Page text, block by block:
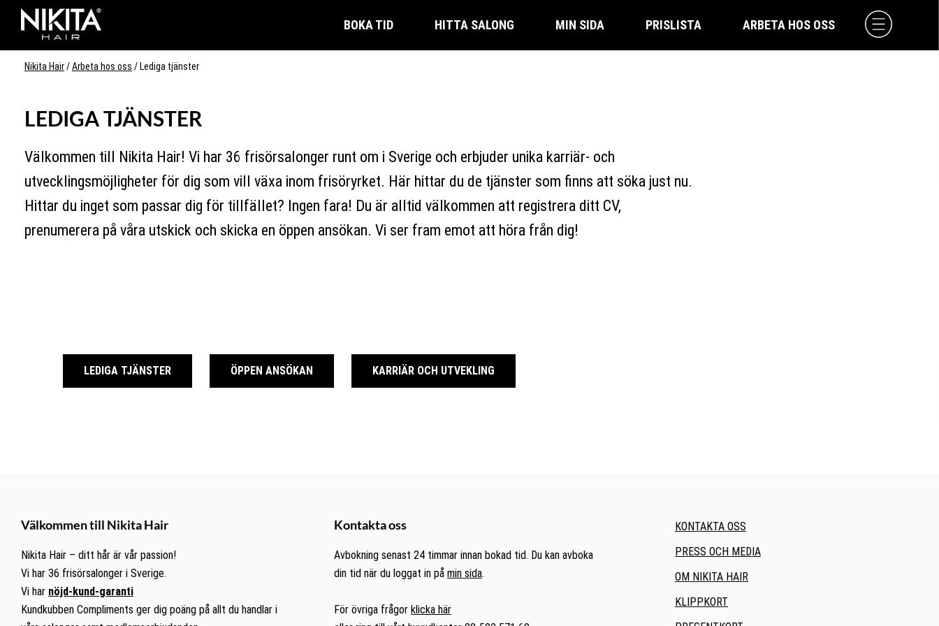
Skip
to
primary
navigation
Skip
to
main
content
Skip
to
footer
Nikita
Hair
-
BOKA TID HITTA SALONG MIN SIDA PRISLISTA ARBETA HOS OSS
Nikita Hair/Arbeta hos oss / Lediga tjänster
LEDIGA TJÄNSTER
Välkommen till Nikita Hair! Vi har 36 frisörsalonger runt om i Sverige och erbjuder unika karriär- och
utvecklingsmöjligheter för dig som vill växa inom frisöryrket. Här hittar du de tjänster som finns att söka just nu.
Hittar du inget som passar dig för tillfället? Ingen fara! Du är alltid välkommen att registrera ditt CV,
prenumerera på våra utskick och skicka en öppen ansökan. Vi ser fram emot att höra från dig!
LEDIGA TJÄNSTER ÖPPEN ANSÖKAN KARRIÄR OCH UTVEKLING
Footer
Välkommen till Nikita Hair
Nikita Hair – ditt hår är vår passion!
Vi har 36 frisörsalonger i Sverige.
Vi har nöjd-kund-garanti
Kundkubben Compliments ger dig poäng på allt du handlar i
Kontakta oss
Avbokning senast 24 timmar innan bokad tid. Du kan avboka
din tid när du loggat in på min sida.
För övriga frågor klicka här
KONTAKTA OSS
PRESS OCH MEDIA
OM NIKITA HAIR
KLIPPKORT